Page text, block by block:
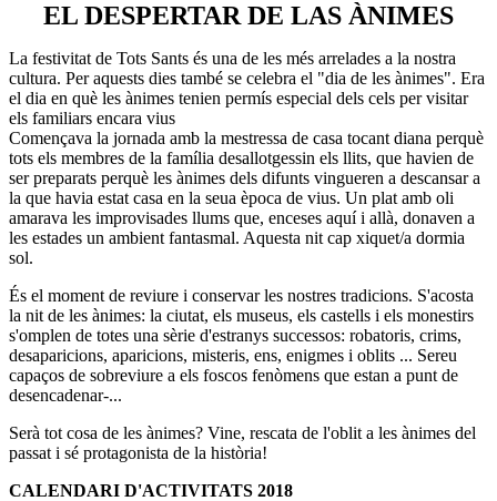
EL DESPERTAR DE LAS ÀNIMES
La festivitat de Tots Sants és una de les més arrelades a la nostra
cultura. Per aquests dies també se celebra el "dia de les ànimes". Era
el dia en què les ànimes tenien permís especial dels cels per visitar
els familiars encara vius
Començava la jornada amb la mestressa de casa tocant diana perquè
tots els membres de la família desallotgessin els llits, que havien de
ser preparats perquè les ànimes dels difunts vingueren a descansar a
la que havia estat casa en la seua època de vius. Un plat amb oli
amarava les improvisades llums que, enceses aquí i allà, donaven a
les estades un ambient fantasmal. Aquesta nit cap xiquet/a dormia
sol.
És el moment de reviure i conservar les nostres tradicions. S'acosta
la nit de les ànimes: la ciutat, els museus, els castells i els monestirs
s'omplen de totes una sèrie d'estranys successos: robatoris, crims,
desaparicions, aparicions, misteris, ens, enigmes i oblits ... Sereu
capaços de sobreviure a els foscos fenòmens que estan a punt de
desencadenar-...
Serà tot cosa de les ànimes? Vine, rescata de l'oblit a les ànimes del
passat i sé protagonista de la història!
CALENDARI D'ACTIVITATS 2018